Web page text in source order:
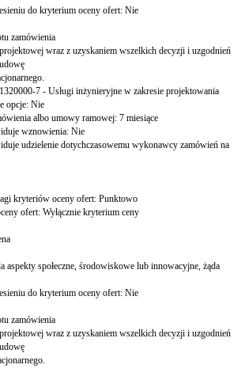
do kryterium oceny ofert: Nie
zamówienia
wraz z uzyskaniem wszelkich decyzji i uzgodnień
7 - Usługi inżynieryjne w zakresie projektowania
opcje: Nie
albo umowy ramowej: 7 miesiące
wznowienia: Nie
udzielenie dotychczasowemu wykonawcy zamówień na
kryteriów oceny ofert: Punktowo
ofert: Wyłącznie kryterium ceny
aspekty społeczne, środowiskowe lub innowacyjne, żąda
do kryterium oceny ofert: Nie
zamówienia
wraz z uzyskaniem wszelkich decyzji i uzgodnień